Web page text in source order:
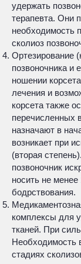
удержать
терапевта. Они
необходимость
сколиоз
Ортезирование
позвоночника и
ношении
лечения и
корсета также
перечисленных
назначают в
возникает при
(вторая
позвоночник
носить не менее
бодрствования.
комплексы для
тканей. При
Необходимость
стадиях